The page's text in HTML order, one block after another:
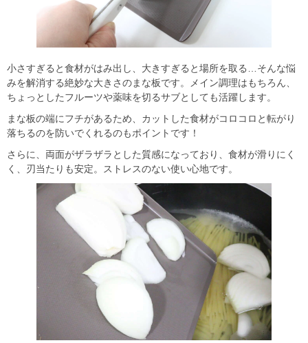
小さすぎると食材がはみ出し、大きすぎると場所を取る…そんな悩
みを解消する絶妙な大きさのまな板です。メイン調理はもちろん、
ちょっとしたフルーツや薬味を切るサブとしても活躍します。
まな板の端にフチがあるため、カットした食材がコロコロと転がり
落ちるのを防いでくれるのもポイントです！
さらに、両面がザラザラとした質感になっており、食材が滑りにく
く、刃当たりも安定。ストレスのない使い心地です。